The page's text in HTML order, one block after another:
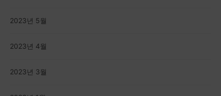
2023년 5월
2023년 4월
2023년 3월